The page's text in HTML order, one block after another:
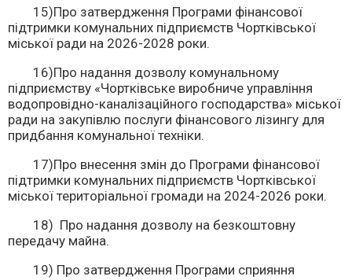
15)Про затвердження Програми фінансової
підтримки комунальних підприємств Чортківської
міської ради на 2026-2028 роки.
16)Про надання дозволу комунальному
підприємству «Чортківське виробниче управління
водопровідно-каналізаційного господарства» міської
ради на закупівлю послуги фінансового лізингу для
придбання комунальної техніки.
17)Про внесення змін до Програми фінансової
підтримки комунальних підприємств Чортківської
міської територіальної громади на 2024-2026 роки.
18) Про надання дозволу на безкоштовну
передачу майна.
19) Про затвердження Програми сприяння